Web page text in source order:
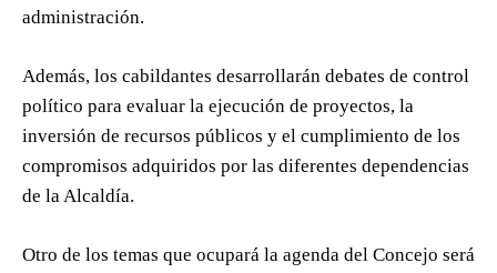
administración.
Además, los cabildantes desarrollarán debates de control
político para evaluar la ejecución de proyectos, la
inversión de recursos públicos y el cumplimiento de los
compromisos adquiridos por las diferentes dependencias
de la Alcaldía.
Otro de los temas que ocupará la agenda del Concejo será